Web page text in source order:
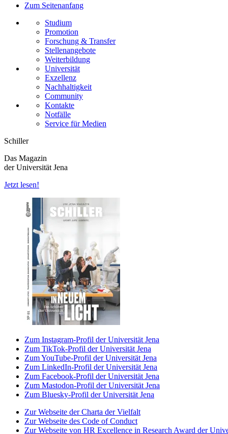
Zum Seitenanfang
Studium
Promotion
Forschung & Transfer
Stellenangebote
Weiterbildung
Universität
Exzellenz
Nachhaltigkeit
Community
Kontakte
Notfälle
Service für Medien
Schiller
Das Magazin
der Universität Jena
Jetzt lesen!
Zum Instagram-Profil der Universität Jena
Zum TikTok-Profil der Universität Jena
Zum YouTube-Profil der Universität Jena
Zum LinkedIn-Profil der Universität Jena
Zum Facebook-Profil der Universität Jena
Zum Mastodon-Profil der Universität Jena
Zum Bluesky-Profil der Universität Jena
Zur Webseite der Charta der Vielfalt
Zur Webseite des Code of Conduct
Zur Webseite von HR Excellence in Research Award der